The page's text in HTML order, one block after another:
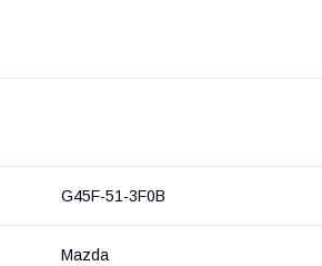
G45F-51-3F0B
Mazda